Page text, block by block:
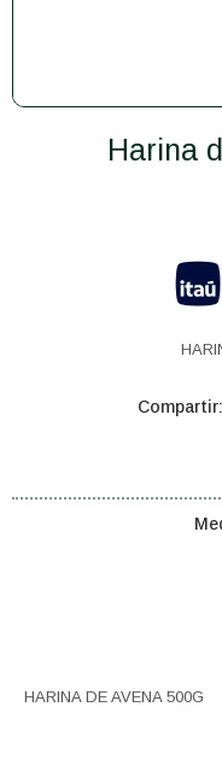
Harina
HARINA DE AVENA 500G